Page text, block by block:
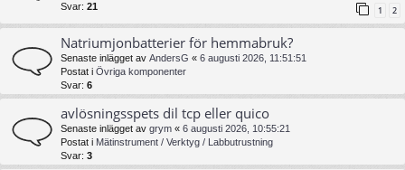
Svar: 21 1 2
Natriumjonbatterier för hemmabruk?
Senaste inlägget av AndersG « 6 augusti 2026, 11:51:51
Postat i Övriga komponenter
Svar: 6
avlösningsspets dil tcp eller quico
Senaste inlägget av grym « 6 augusti 2026, 10:55:21
Postat i Mätinstrument / Verktyg / Labbutrustning
Svar: 3